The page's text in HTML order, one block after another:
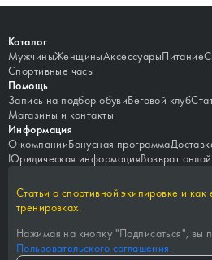
Каталог
МужчиныЖенщиныАксессуарыПитание
Спортивные часы
Помощь
Запись на подбор обувиБеговой клуб
Магазины и контакты
Информация
О компанииБонусная программа
Юридическая информацияВозврат
Статьи о спортивной экипировке и как
тренировках.
Нажимая на кнопку "Подписаться", вы
Пользовательского соглашения.